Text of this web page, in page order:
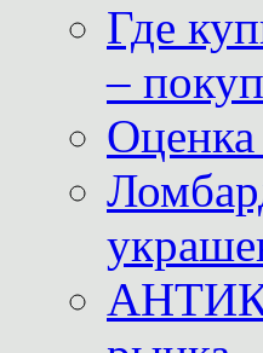
Где
–
Оценка